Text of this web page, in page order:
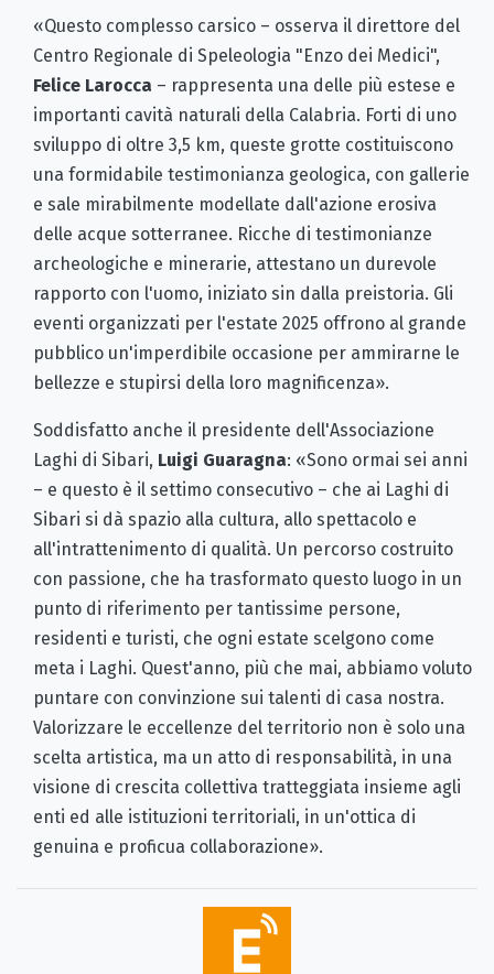
«Questo complesso carsico – osserva il direttore del
Centro Regionale di Speleologia "Enzo dei Medici",
Felice Larocca – rappresenta una delle più estese e
importanti cavità naturali della Calabria. Forti di uno
sviluppo di oltre 3,5 km, queste grotte costituiscono
una formidabile testimonianza geologica, con gallerie
e sale mirabilmente modellate dall'azione erosiva
delle acque sotterranee. Ricche di testimonianze
archeologiche e minerarie, attestano un durevole
rapporto con l'uomo, iniziato sin dalla preistoria. Gli
eventi organizzati per l'estate 2025 offrono al grande
pubblico un'imperdibile occasione per ammirarne le
bellezze e stupirsi della loro magnificenza».
Soddisfatto anche il presidente dell'Associazione
Laghi di Sibari, Luigi Guaragna: «Sono ormai sei anni
– e questo è il settimo consecutivo – che ai Laghi di
Sibari si dà spazio alla cultura, allo spettacolo e
all'intrattenimento di qualità. Un percorso costruito
con passione, che ha trasformato questo luogo in un
punto di riferimento per tantissime persone,
residenti e turisti, che ogni estate scelgono come
meta i Laghi. Quest'anno, più che mai, abbiamo voluto
puntare con convinzione sui talenti di casa nostra.
Valorizzare le eccellenze del territorio non è solo una
scelta artistica, ma un atto di responsabilità, in una
visione di crescita collettiva tratteggiata insieme agli
enti ed alle istituzioni territoriali, in un'ottica di
genuina e proficua collaborazione».